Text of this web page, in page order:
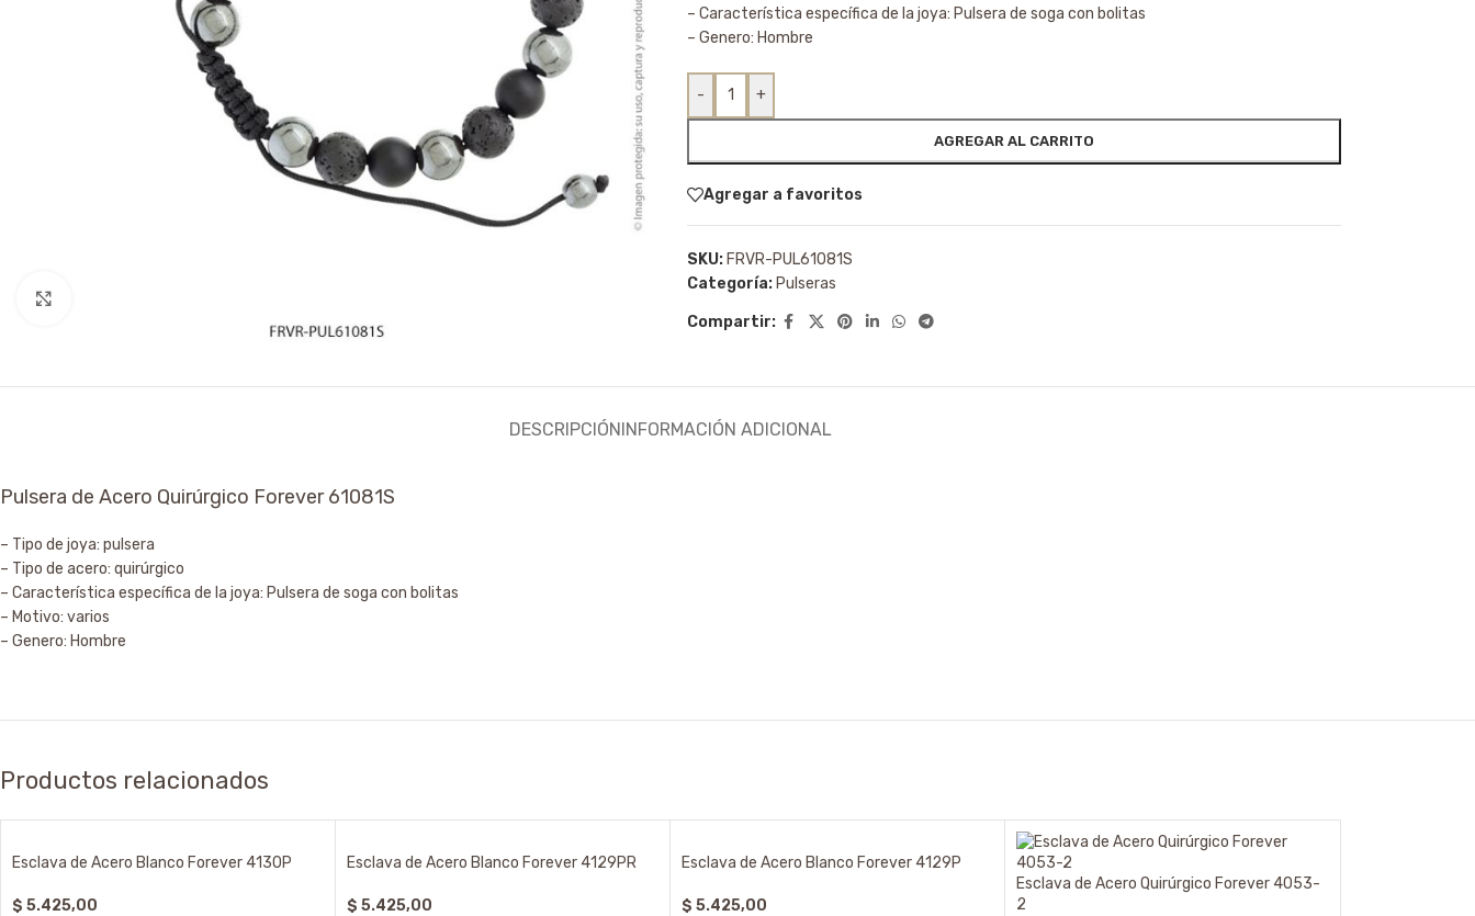
– Característica específica de la joya: Pulsera de soga con bolitas
– Genero: Hombre
- +
AGREGAR AL CARRITO
Agregar a favoritos
SKU: FRVR-PUL61081S
Categoría: Pulseras
Compartir:
DESCRIPCIÓNINFORMACIÓN ADICIONAL
Pulsera de Acero Quirúrgico Forever 61081S
– Tipo de joya: pulsera
– Tipo de acero: quirúrgico
– Característica específica de la joya: Pulsera de soga con bolitas
– Motivo: varios
– Genero: Hombre
Productos relacionados
Esclava de Acero Blanco Forever 4130P
$ 5.425,00
Esclava de Acero Blanco Forever 4129PR
$ 5.425,00
Esclava de Acero Blanco Forever 4129P
$ 5.425,00
Esclava de Acero Quirúrgico Forever 4053-
2